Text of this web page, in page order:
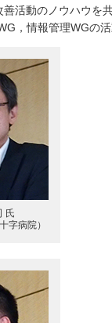
活動のノウハウを
，情報管理WGの活
氏
字病院）